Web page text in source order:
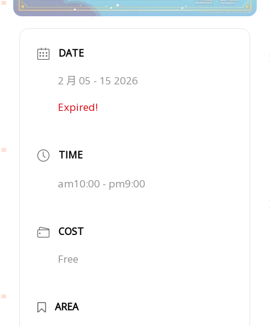
DATE
2 月 05 - 15 2026
Expired!
TIME
am10:00 - pm9:00
COST
Free
AREA